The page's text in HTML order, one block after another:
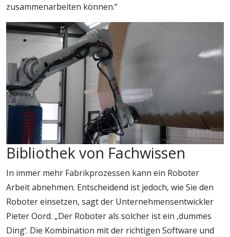
zusammenarbeiten können.“
Bibliothek von Fachwissen
In immer mehr Fabrikprozessen kann ein Roboter
Arbeit abnehmen. Entscheidend ist jedoch, wie Sie den
Roboter einsetzen, sagt der Unternehmensentwickler
Pieter Oord. „Der Roboter als solcher ist ein ‚dummes
Ding‘. Die Kombination mit der richtigen Software und